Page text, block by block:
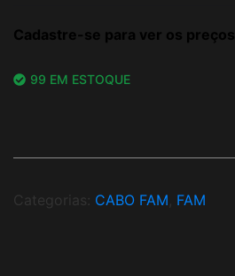
Cadastre-se para ver os preços
99 EM ESTOQUE
Categorias: CABO FAM FAM